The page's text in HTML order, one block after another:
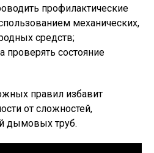
профилактические
механических,
средств;
состояние
правил избавит
от сложностей,
дымовых труб.